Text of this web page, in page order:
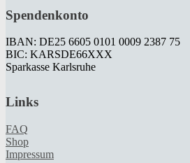
Spendenkonto
IBAN: DE25 6605 0101 0009 2387 75
BIC: KARSDE66XXX
Sparkasse Karlsruhe
Links
FAQ
Shop
Impressum